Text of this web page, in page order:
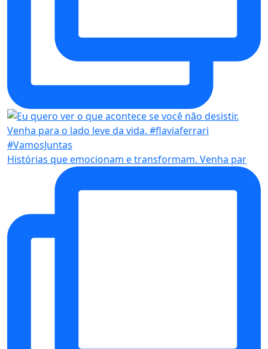
Histórias que emocionam e transformam. Venha par